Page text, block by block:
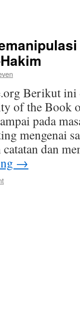
Berikut
of the Book
pada
mengenai
dan
→